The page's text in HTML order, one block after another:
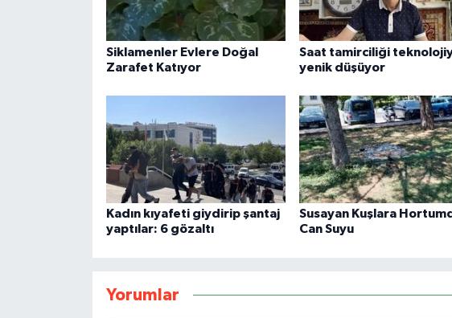
Siklamenler Evlere Doğal
Zarafet Katıyor
Saat tamirciliği
yenik düşüyor
Kadın kıyafeti giydirip şantaj
yaptılar: 6 gözaltı
Susayan Kuşlara
Can Suyu
Yorumlar